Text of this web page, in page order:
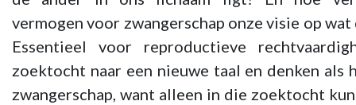
vermogen voor zwangerschap onze visie op wat
Essentieel voor reproductieve
zoektocht naar een nieuwe taal en denken als
zwangerschap, want alleen in die zoektocht